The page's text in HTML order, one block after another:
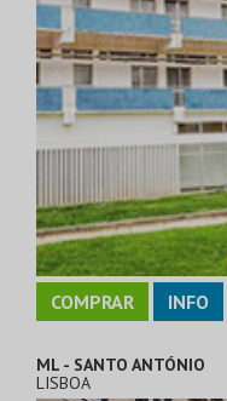
COMPRAR INFO
ML - SANTO ANTÓNIO
LISBOA